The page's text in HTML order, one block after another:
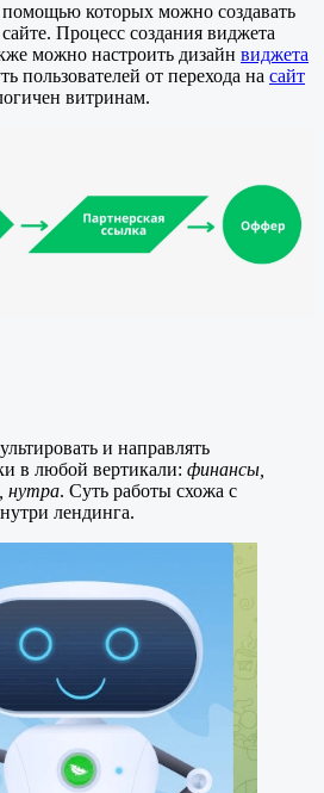
которых можно создавать
Процесс создания виджета
можно настроить дизайн виджета
пользователей от перехода на сайт
витринам.
и направлять
в любой вертикали: финансы,
нутра. Суть работы схожа с
лендинга.